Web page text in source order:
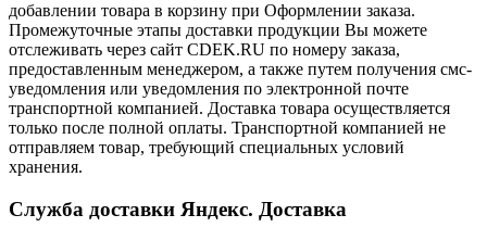
добавлении товара в корзину при Оформлении заказа.
Промежуточные этапы доставки продукции Вы можете
отслеживать через сайт CDEK.RU по номеру заказа,
предоставленным менеджером, а также путем получения смс-
уведомления или уведомления по электронной почте
транспортной компанией. Доставка товара осуществляется
только после полной оплаты. Транспортной компанией не
отправляем товар, требующий специальных условий
хранения.
Служба доставки Яндекс. Доставка